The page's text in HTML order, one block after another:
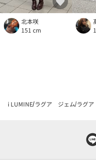
北本咲
151 cm
i LUMINE ラグア ジェム ラグ